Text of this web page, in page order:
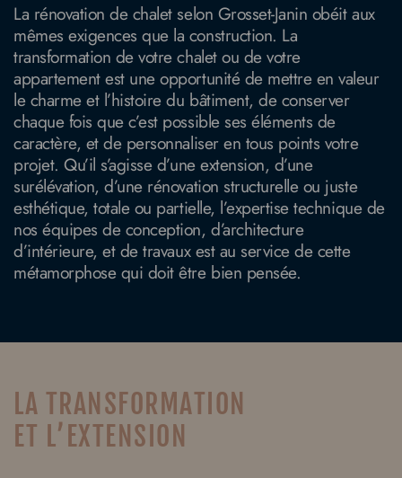
La rénovation de chalet selon Grosset-Janin obéit aux
mêmes exigences que la construction. La
transformation de votre chalet ou de votre
appartement est une opportunité de mettre en valeur
le charme et l’histoire du bâtiment, de conserver
chaque fois que c’est possible ses éléments de
caractère, et de personnaliser en tous points votre
projet. Qu’il s’agisse d’une extension, d’une
surélévation, d’une rénovation structurelle ou juste
esthétique, totale ou partielle, l’expertise technique de
nos équipes de conception, d’architecture
d’intérieure, et de travaux est au service de cette
métamorphose qui doit être bien pensée.
LA TRANSFORMATION
ET L’EXTENSION